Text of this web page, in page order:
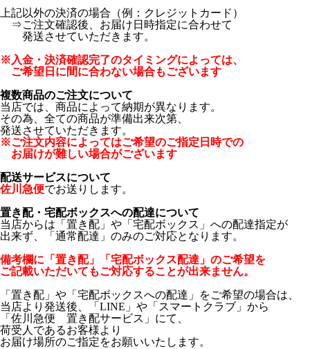
上記以外の決済の場合（例：クレジットカード）
⇒ご注文確認後、お届け日時指定に合わせて
発送させていただきます。
※入金・決済確認完了のタイミングによっては、
ご希望日に間に合わない場合もございます
複数商品のご注文について
当店では、商品によって納期が異なります。
その為、全ての商品が準備出来次第、
発送させていただきます。
※ご注文内容によってはご希望のご指定日時での
お届けが難しい場合がございます
配送サービスについて
佐川急便でお送りします。
置き配・宅配ボックスへの配達について
当店からは「置き配」や「宅配ボックス」への配達指定が
出来ず、「通常配達」のみのご対応となります。
備考欄に「置き配」「宅配ボックス配達」のご希望を
ご記載いただいてもご対応することが出来ません。
「置き配」や「宅配ボックスへの配達」をご希望の場合は、
当店より発送後、「LINE」や「スマートクラブ」から
「佐川急便 置き配サービス」にて、
荷受人であるお客様より
お届け場所のご指定をお願いいたします。